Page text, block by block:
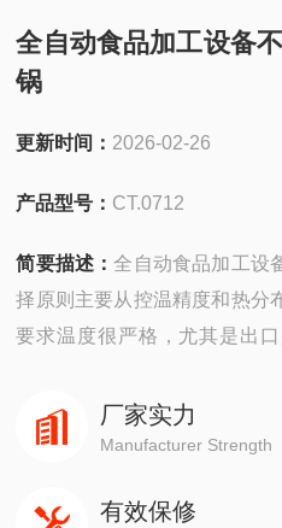
全自动食品加工设备
锅
更新时间： 2026-02-26
产品型号： CT.0712
简要描述：全自动食品加工设
择原则主要从控温精度和热分
要求温度很严格，尤其是出
温度控制、压力控制与电脑全
全自动的1/3。一般要求可以
很难掌握，涨罐（袋）和破碎
厂家实力
Manufacturer Strength
有效保修